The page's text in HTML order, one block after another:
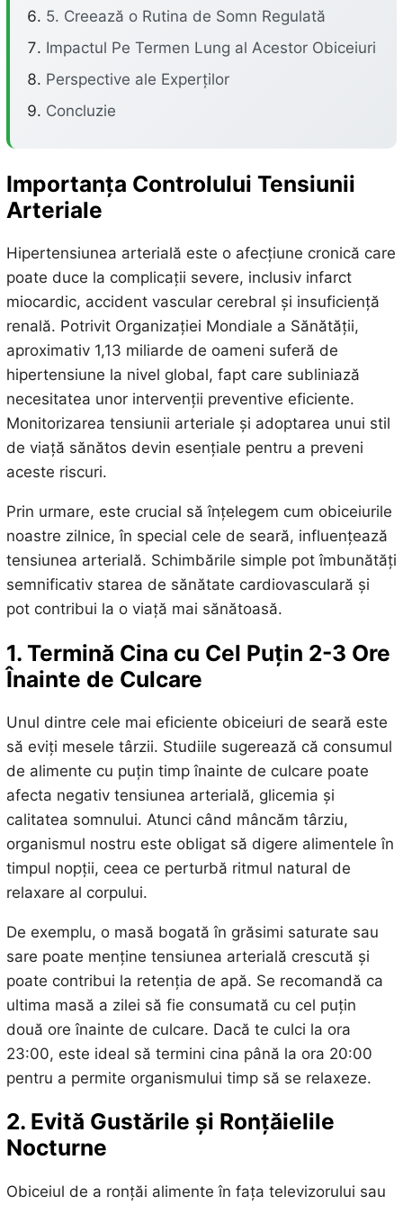
5. Creează o Rutina de Somn Regulată
Impactul Pe Termen Lung al Acestor Obiceiuri
Perspective ale Experților
Concluzie
Importanța Controlului Tensiunii
Arteriale
Hipertensiunea arterială este o afecțiune cronică care
poate duce la complicații severe, inclusiv infarct
miocardic, accident vascular cerebral și insuficiență
renală. Potrivit Organizației Mondiale a Sănătății,
aproximativ 1,13 miliarde de oameni suferă de
hipertensiune la nivel global, fapt care subliniază
necesitatea unor intervenții preventive eficiente.
Monitorizarea tensiunii arteriale și adoptarea unui stil
de viață sănătos devin esențiale pentru a preveni
aceste riscuri.
Prin urmare, este crucial să înțelegem cum obiceiurile
noastre zilnice, în special cele de seară, influențează
tensiunea arterială. Schimbările simple pot îmbunătăți
semnificativ starea de sănătate cardiovasculară și
pot contribui la o viață mai sănătoasă.
1. Termină Cina cu Cel Puțin 2-3 Ore
Înainte de Culcare
Unul dintre cele mai eficiente obiceiuri de seară este
să eviți mesele târzii. Studiile sugerează că consumul
de alimente cu puțin timp înainte de culcare poate
afecta negativ tensiunea arterială, glicemia și
calitatea somnului. Atunci când mâncăm târziu,
organismul nostru este obligat să digere alimentele în
timpul nopții, ceea ce perturbă ritmul natural de
relaxare al corpului.
De exemplu, o masă bogată în grăsimi saturate sau
sare poate menține tensiunea arterială crescută și
poate contribui la retenția de apă. Se recomandă ca
ultima masă a zilei să fie consumată cu cel puțin
două ore înainte de culcare. Dacă te culci la ora
23:00, este ideal să termini cina până la ora 20:00
pentru a permite organismului timp să se relaxeze.
2. Evită Gustările și Ronțăielile
Nocturne
Obiceiul de a ronțăi alimente în fața televizorului sau